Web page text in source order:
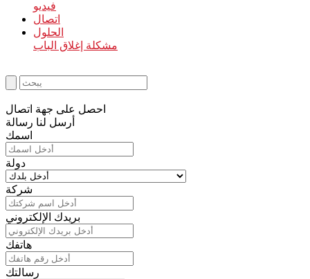
فيديو
اتصال
الحلول
مشكلة إغلاق الباب
احصل على جهة اتصال
أرسل لنا رسالة
اسمك
دولة
شركة
بريدك الإلكتروني
هاتفك
رسالتك